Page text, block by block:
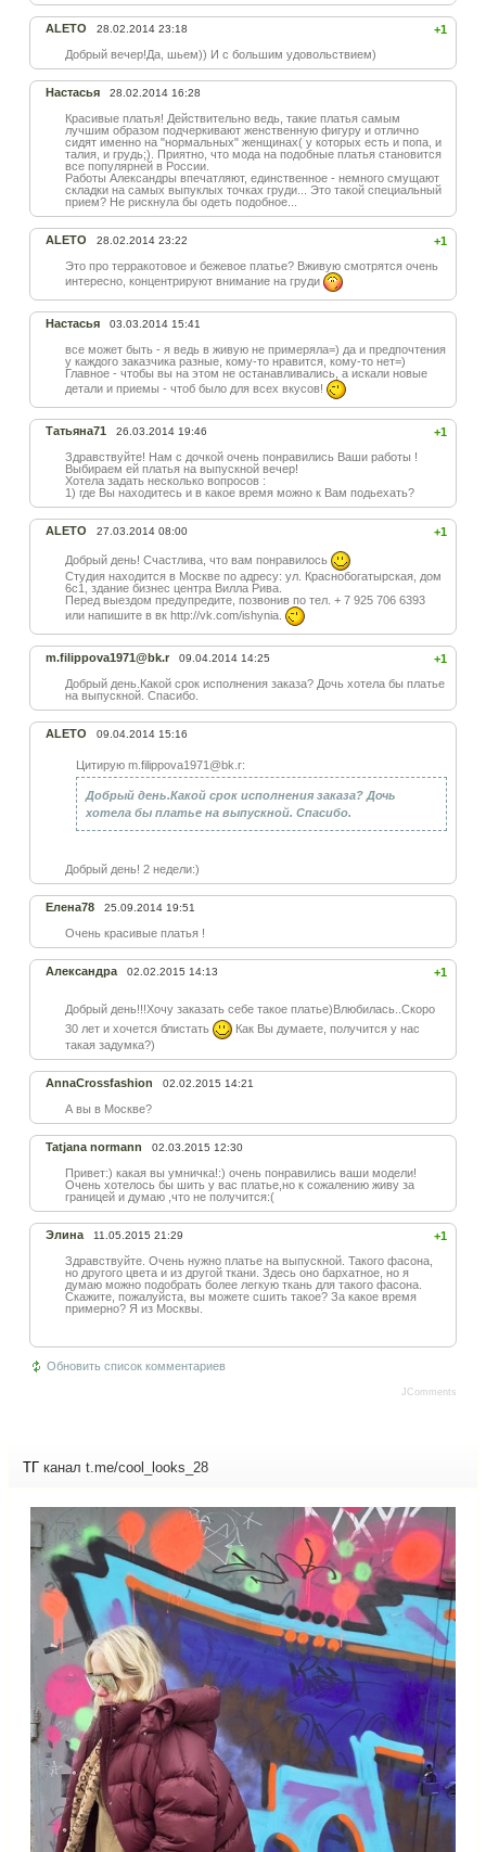
+1
ALETO 28.02.2014 23:18
Добрый вечер!Да, шьем)) И с большим удовольствием)
Настасья 28.02.2014 16:28
Красивые платья! Действительно ведь, такие платья самым
лучшим образом подчеркивают женственную фигуру и отлично
сидят именно на "нормальных" женщинах( у которых есть и попа, и
талия, и грудь;). Приятно, что мода на подобные платья становится
все популярней в России.
Работы Александры впечатляют, единственное - немного смущают
складки на самых выпуклых точках груди... Это такой специальный
прием? Не рискнула бы одеть подобное...
+1
ALETO 28.02.2014 23:22
Это про терракотовое и бежевое платье? Вживую смотрятся очень
интересно, концентрируют внимание на груди
Настасья 03.03.2014 15:41
все может быть - я ведь в живую не примеряла=) да и предпочтения
у каждого заказчика разные, кому-то нравится, кому-то нет=)
Главное - чтобы вы на этом не останавливались, а искали новые
детали и приемы - чтоб было для всех вкусов!
+1
Татьяна71 26.03.2014 19:46
Здравствуйте! Нам с дочкой очень понравились Ваши работы !
Выбираем ей платья на выпускной вечер!
Хотела задать несколько вопросов :
1) где Вы находитесь и в какое время можно к Вам подьехать?
+1
ALETO 27.03.2014 08:00
Добрый день! Счастлива, что вам понравилось
Студия находится в Москве по адресу: ул. Краснобогатырская, дом
6с1, здание бизнес центра Вилла Рива.
Перед выездом предупредите, позвонив по тел. + 7 925 706 6393
или напишите в вк http://vk.com/ishynia.
+1
m.filippova1971@bk.r 09.04.2014 14:25
Добрый день.Какой срок исполнения заказа? Дочь хотела бы платье
на выпускной. Спасибо.
ALETO 09.04.2014 15:16
Цитирую m.filippova1971@bk.r:
Добрый день.Какой срок исполнения заказа? Дочь
хотела бы платье на выпускной. Спасибо.
Добрый день! 2 недели:)
Елена78 25.09.2014 19:51
Очень красивые платья !
+1
Александра 02.02.2015 14:13
Добрый день!!!Хочу заказать себе такое платье)Влюбилась..Скоро
30 лет и хочется блистать
Как Вы думаете, получится у нас
такая задумка?)
AnnaCrossfashion 02.02.2015 14:21
А вы в Москве?
Tatjana normann 02.03.2015 12:30
Привет:) какая вы умничка!:) очень понравились ваши модели!
Очень хотелось бы шить у вас платье,но к сожалению живу за
границей и думаю ,что не получится:(
+1
Элина 11.05.2015 21:29
Здравствуйте. Очень нужно платье на выпускной. Такого фасона,
но другого цвета и из другой ткани. Здесь оно бархатное, но я
думаю можно подобрать более легкую ткань для такого фасона.
Скажите, пожалуйста, вы можете сшить такое? За какое время
примерно? Я из Москвы.
Обновить список комментариев
JComments
ТГ канал t.me/cool_looks_28